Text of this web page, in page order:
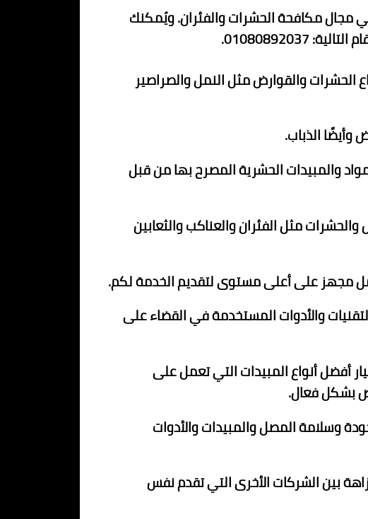
مجال مكافحة الحشرات والفئران. ويُمكنك
والقوارض مثل النمل والصراصير
وأيضًا الذباب.
والمبيدات الحشرية المصرح بها من قبل
مثل الفئران والعناكب والثعابين
مجهز على أعلى مستوى لتقديم الخدمة لكم.
والأدوات المستخدمة في القضاء على
أفضل أنواع المبيدات التي تعمل على
بشكل فعال.
وسلامة المصل والمبيدات والأدوات
بين الشركات الأخرى التي تقدم نفس